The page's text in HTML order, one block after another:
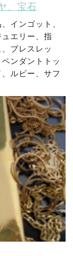
、宝石
インゴット、
エリー、指
ブレスレッ
ンダントトッ
ルビー、サフ